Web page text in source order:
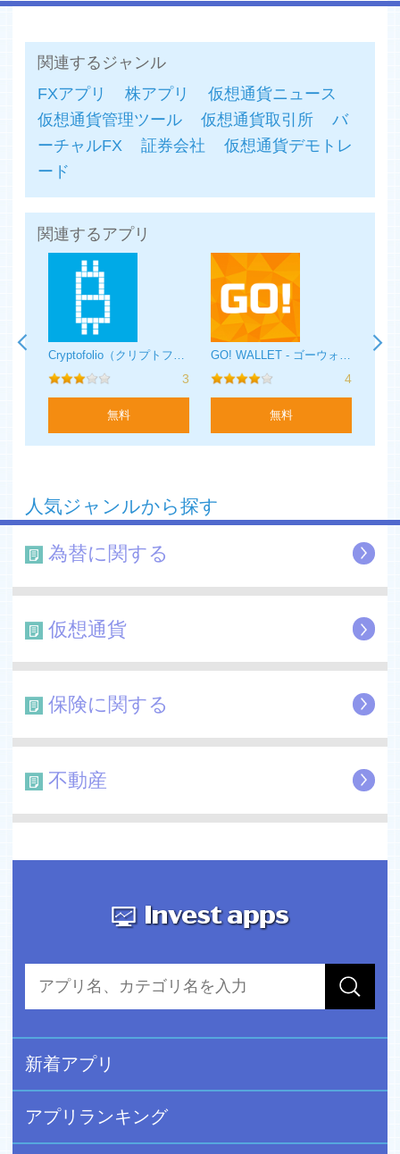
が一目でわかるように管理しましょう。
-価格アラート速報で、みんなより早く情報を手に入れま
しょう。
ゼロカットNegative Balance Protectionを活用し、入金し
た以上の資金の損失を受けないようにしましょう。
-規制されたプラットフォーム**とヒューマンカスタマー
-パーソナライズされた取引レポートを確認し、ご自身の
取引の状況を把握しましょう。
もう待つ時間は終わりました。トークン化された証券がこ
こに。
*Currency.com は、トークン化された従来の商品へのアク
セスを提供します。
**ヨーロッパで最も進んだブロックチェーンレギュレータ
ーである High Technology Park of Belarusの規制を受けて
います。
背負うことができるかご確認ください。
は、Gibraltar Financial Services Commissionから、以下
に関連して他者に属する価値の保管または送信に分散型台
（II）保管サービスの提供。 ライセンス番号25032
関連するジャンル
FXアプリ
株アプリ
仮想通貨ニュース
仮想通貨管理ツール
仮想通貨取引所
バ
ーチャルFX
証券会社
仮想通貨デモトレ
ード
関連するアプリ
3
無料
4
無料
人気ジャンルから探す
為替に関する
仮想通貨
保険に関する
不動産
新着アプリ
アプリランキング